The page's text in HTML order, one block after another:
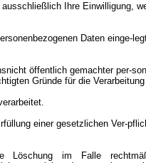
Ihre Einwilligung,
Daten einge-
öffentlich gemachter per-
Gründe für die Verarbeitung
einer gesetzlichen Ver-
im Falle